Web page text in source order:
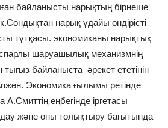
байланысты нарықтың бірнеше
нарық үдайы өндірісті
түтқасы. экономиканы нарықтық
шаруашылық механизмнің
тығыз байланыста әрекет ететінін
Экономика ғылымы ретінде
еңбегінде іргетасы
және оны толықтыру бағытында